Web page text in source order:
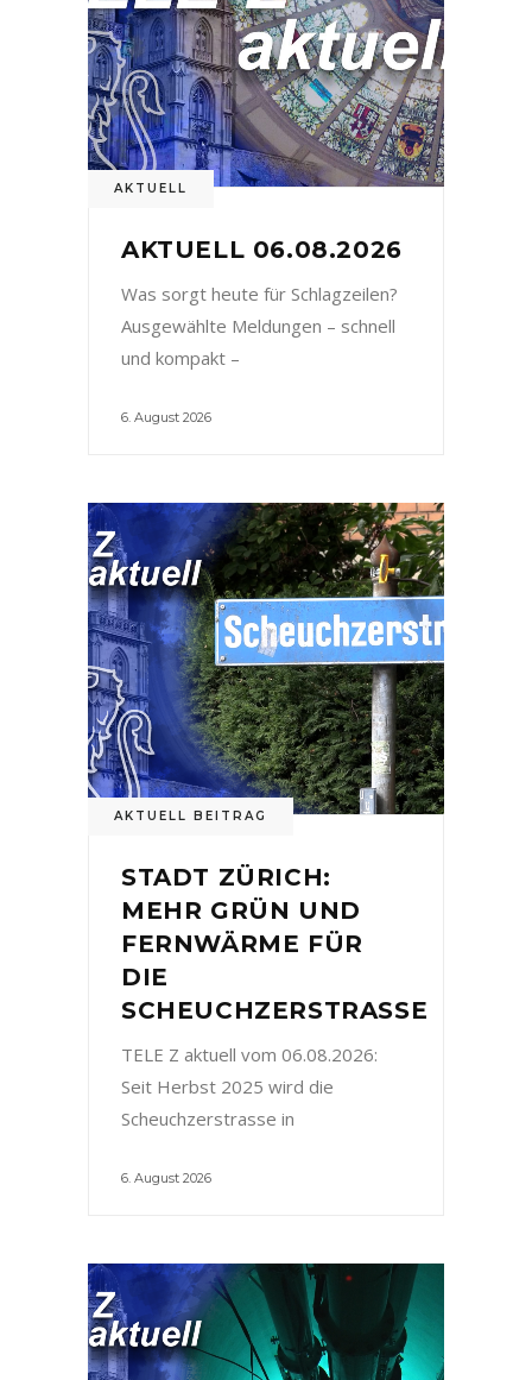
AKTUELL
AKTUELL 06.08.2026
Was sorgt heute für Schlagzeilen?
Ausgewählte Meldungen – schnell
und kompakt –
6. August 2026
AKTUELL BEITRAG
STADT ZÜRICH:
MEHR GRÜN UND
FERNWÄRME FÜR
DIE
SCHEUCHZERSTRASSE
TELE Z aktuell vom 06.08.2026:
Seit Herbst 2025 wird die
Scheuchzerstrasse in
6. August 2026